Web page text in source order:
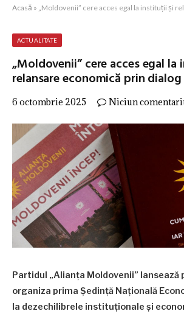
Acasă » „Moldovenii” cere acces egal la instituții și
ACTUALITATE
„Moldovenii” cere acces egal
relansare economică prin dialog
6 octombrie 2025 Niciun
Partidul „Alianța Moldovenii” lansează
organiza prima Ședință Națională
la dezechilibrele instituționale și